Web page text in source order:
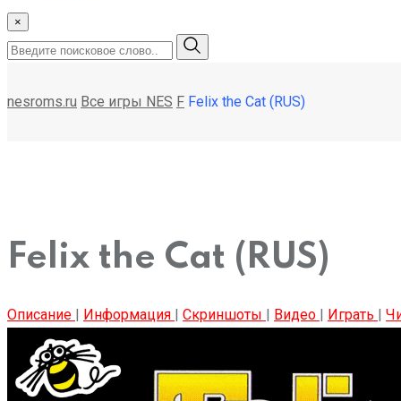
×
nesroms.ru Все игры NES F Felix the Cat (RUS)
Felix the Cat (RUS)
Описание | Информация | Скриншоты | Видео | Играть |